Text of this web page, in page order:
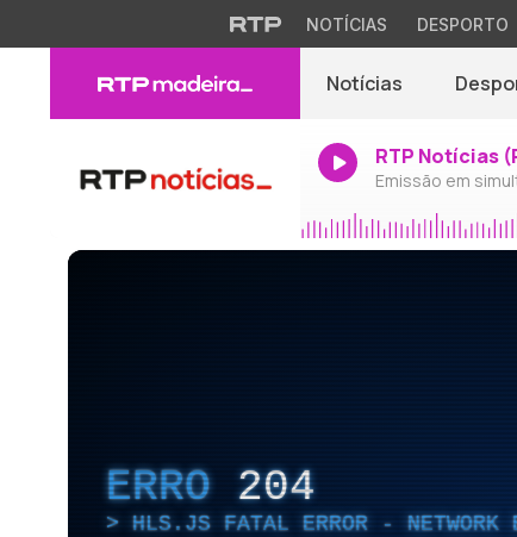
NOTÍCIAS DESPORTO
Notícias
RTP Notícias
Emissão em
ERRO 204
HLS.JS FATAL ERROR - NETWORK